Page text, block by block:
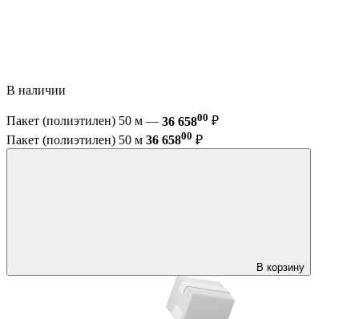
В наличии
Пакет (полиэтилен) 50 м — 36 65800 ₽
Пакет (полиэтилен) 50 м 36 65800 ₽
В корзину